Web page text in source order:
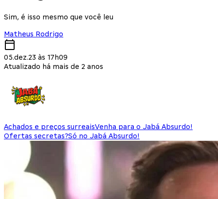
Sim, é isso mesmo que você leu
Matheus Rodrigo
05.dez.23 às 17h09
Atualizado há mais de 2 anos
Achados e preços surreaisVenha para o Jabá Absurdo!
Ofertas secretas?Só no Jabá Absurdo!